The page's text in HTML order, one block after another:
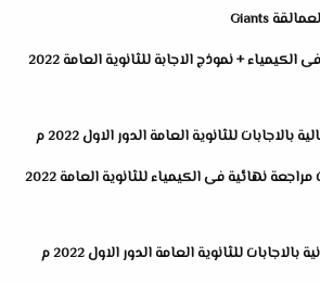
مراجعة الجمهورية فى الكيمياء + نموذج الاجابة للثانوية العامة 2022
بالاجابات للثانوية العامة الدور الاول 2022 م
180 سؤال بالاجابات مراجعة نهائية فى الكيمياء للثانوية العامة 2022
بالاجابات للثانوية العامة الدور الاول 2022 م